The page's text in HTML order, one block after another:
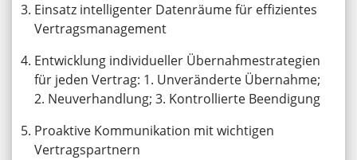
Einsatz intelligenter Datenräume für effizientes
Vertragsmanagement
Entwicklung individueller Übernahmestrategien
für jeden Vertrag: 1. Unveränderte Übernahme;
2. Neuverhandlung; 3. Kontrollierte Beendigung
Proaktive Kommunikation mit wichtigen
Vertragspartnern